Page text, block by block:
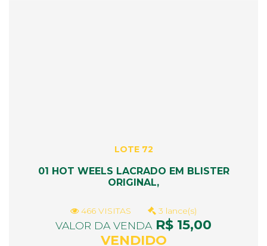
LOTE 72
01 HOT WEELS LACRADO EM BLISTER
ORIGINAL,
466 VISITAS 3 lance(s)
VALOR DA VENDAR$ 15,00
VENDIDO